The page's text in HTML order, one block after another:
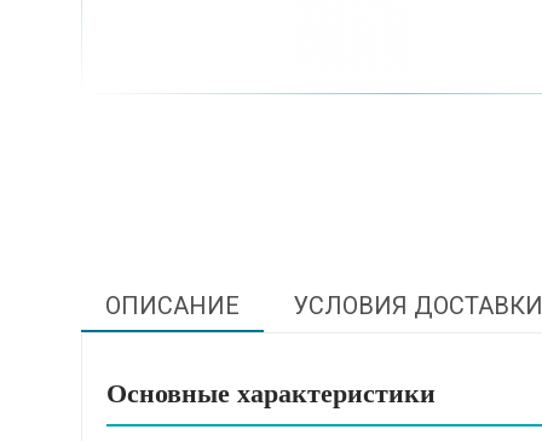
ОПИСАНИЕ УСЛОВИЯ ДОСТАВКИ
Основные характеристики